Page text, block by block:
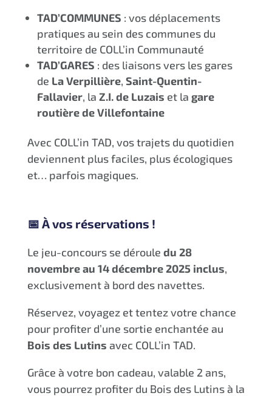
TAD’COMMUNES : vos déplacements
pratiques au sein des communes du
territoire de COLL’in Communauté
TAD’GARES : des liaisons vers les gares
de La Verpillière, Saint-Quentin-
Fallavier, la Z.I. de Luzais et la gare
routière de Villefontaine
Avec COLL’in TAD, vos trajets du quotidien
deviennent plus faciles, plus écologiques
et… parfois magiques.
📅 À vos réservations !
Le jeu-concours se déroule du 28
novembre au 14 décembre 2025 inclus,
exclusivement à bord des navettes.
Réservez, voyagez et tentez votre chance
pour profiter d’une sortie enchantée au
Bois des Lutins avec COLL’in TAD.
Grâce à votre bon cadeau, valable 2 ans,
vous pourrez profiter du Bois des Lutins à la